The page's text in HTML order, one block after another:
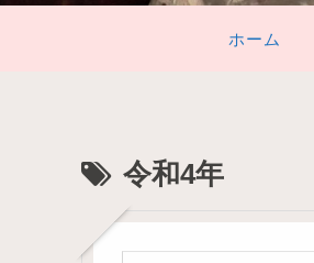
ホーム
令和4年